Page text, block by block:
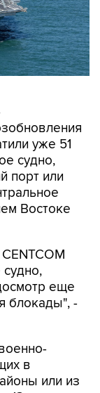
уже 51
судно,
порт или
Востоке
еще
блокады", -
или из
апреля по